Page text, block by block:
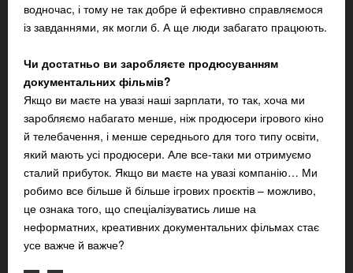
водночас, і тому не так добре й ефективно справляємося
із завданнями, як могли б. А ще люди забагато працюють.
Чи достатньо ви заробляєте продюсуванням
документальних фільмів?
Якщо ви маєте на увазі наші зарплати, то так, хоча ми
заробляємо набагато менше, ніж продюсери ігрового кіно
й телебачення, і менше середнього для того типу освіти,
який мають усі продюсери. Але все-таки ми отримуємо
сталий прибуток. Якщо ви маєте на увазі компанію… Ми
робимо все більше й більше ігрових проєктів – можливо,
це ознака того, що спеціалізуватись лише на
неформатних, креативних документальних фільмах стає
усе важче й важче?